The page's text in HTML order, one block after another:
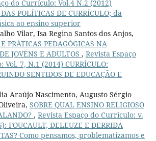
do Currículo: Vol.4 N.2 (2012)
POLÍTICAS DE CURRÍCULO; da
ao ensino superior
Vilar, Isa Regina Santos dos Anjos,
PRÁTICAS PEDAGÓGICAS NA
JOVENS E ADULTOS , Revista Espaço
7, N.1 (2014) CURRÍCULO:
SENTIDOS DE EDUCAÇÃO E
Araújo Nascimento, Augusto Sérgio
SOBRE QUAL ENSINO RELIGIOSO
, Revista Espaço do Currículo: v.
FOUCAULT, DELEUZE E DERRIDA
Como pensamos, problematizamos e